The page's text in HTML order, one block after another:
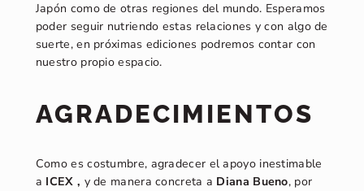
Japón como de otras regiones del mundo. Esperamos
poder seguir nutriendo estas relaciones y con algo de
suerte, en próximas ediciones podremos contar con
nuestro propio espacio.
AGRADECIMIENTOS
Como es costumbre, agradecer el apoyo inestimable
a ICEX , y de manera concreta a Diana Bueno, por